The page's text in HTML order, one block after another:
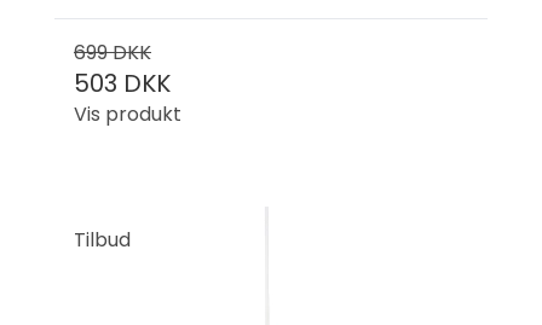
699 DKK
503 DKK
Vis produkt
Tilbud